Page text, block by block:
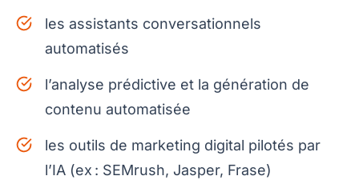
les assistants conversationnels
automatisés
l’analyse prédictive et la génération de
contenu automatisée
les outils de marketing digital pilotés par
l’IA (ex : SEMrush, Jasper, Frase)